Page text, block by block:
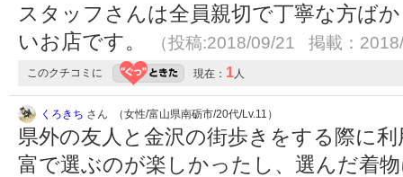
スタッフさんは全員親切で丁寧な方ば
いお店です。
（投稿:2018/09/21 掲載：
このクチコミに 現在： 1 人
くろきち さん （女性/富山県南砺市/20代/Lv.11）
県外の友人と金沢の街歩きをする際に
富で選ぶのが楽しかったし、選んだ着